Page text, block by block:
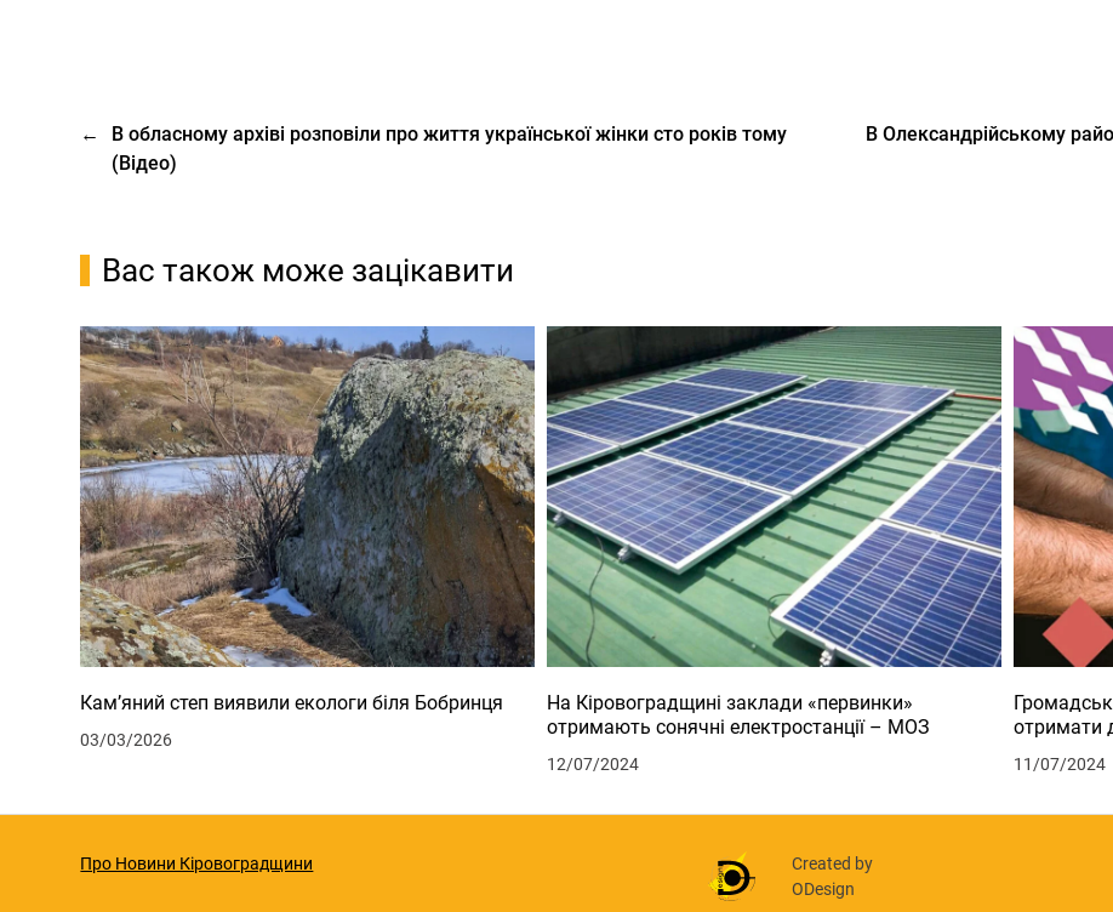
←
В обласному архіві розповіли про життя української жінки сто років тому
(Відео)
В Олександрійському
Вас також може зацікавити
Кам’яний степ виявили екологи біля Бобринця
03/03/2026
На Кіровоградщині заклади «первинки»
отримають сонячні електростанції – МОЗ
12/07/2024
отримати
11/07/2024
Про Новини Кіровоградщини
Created by
ODesign